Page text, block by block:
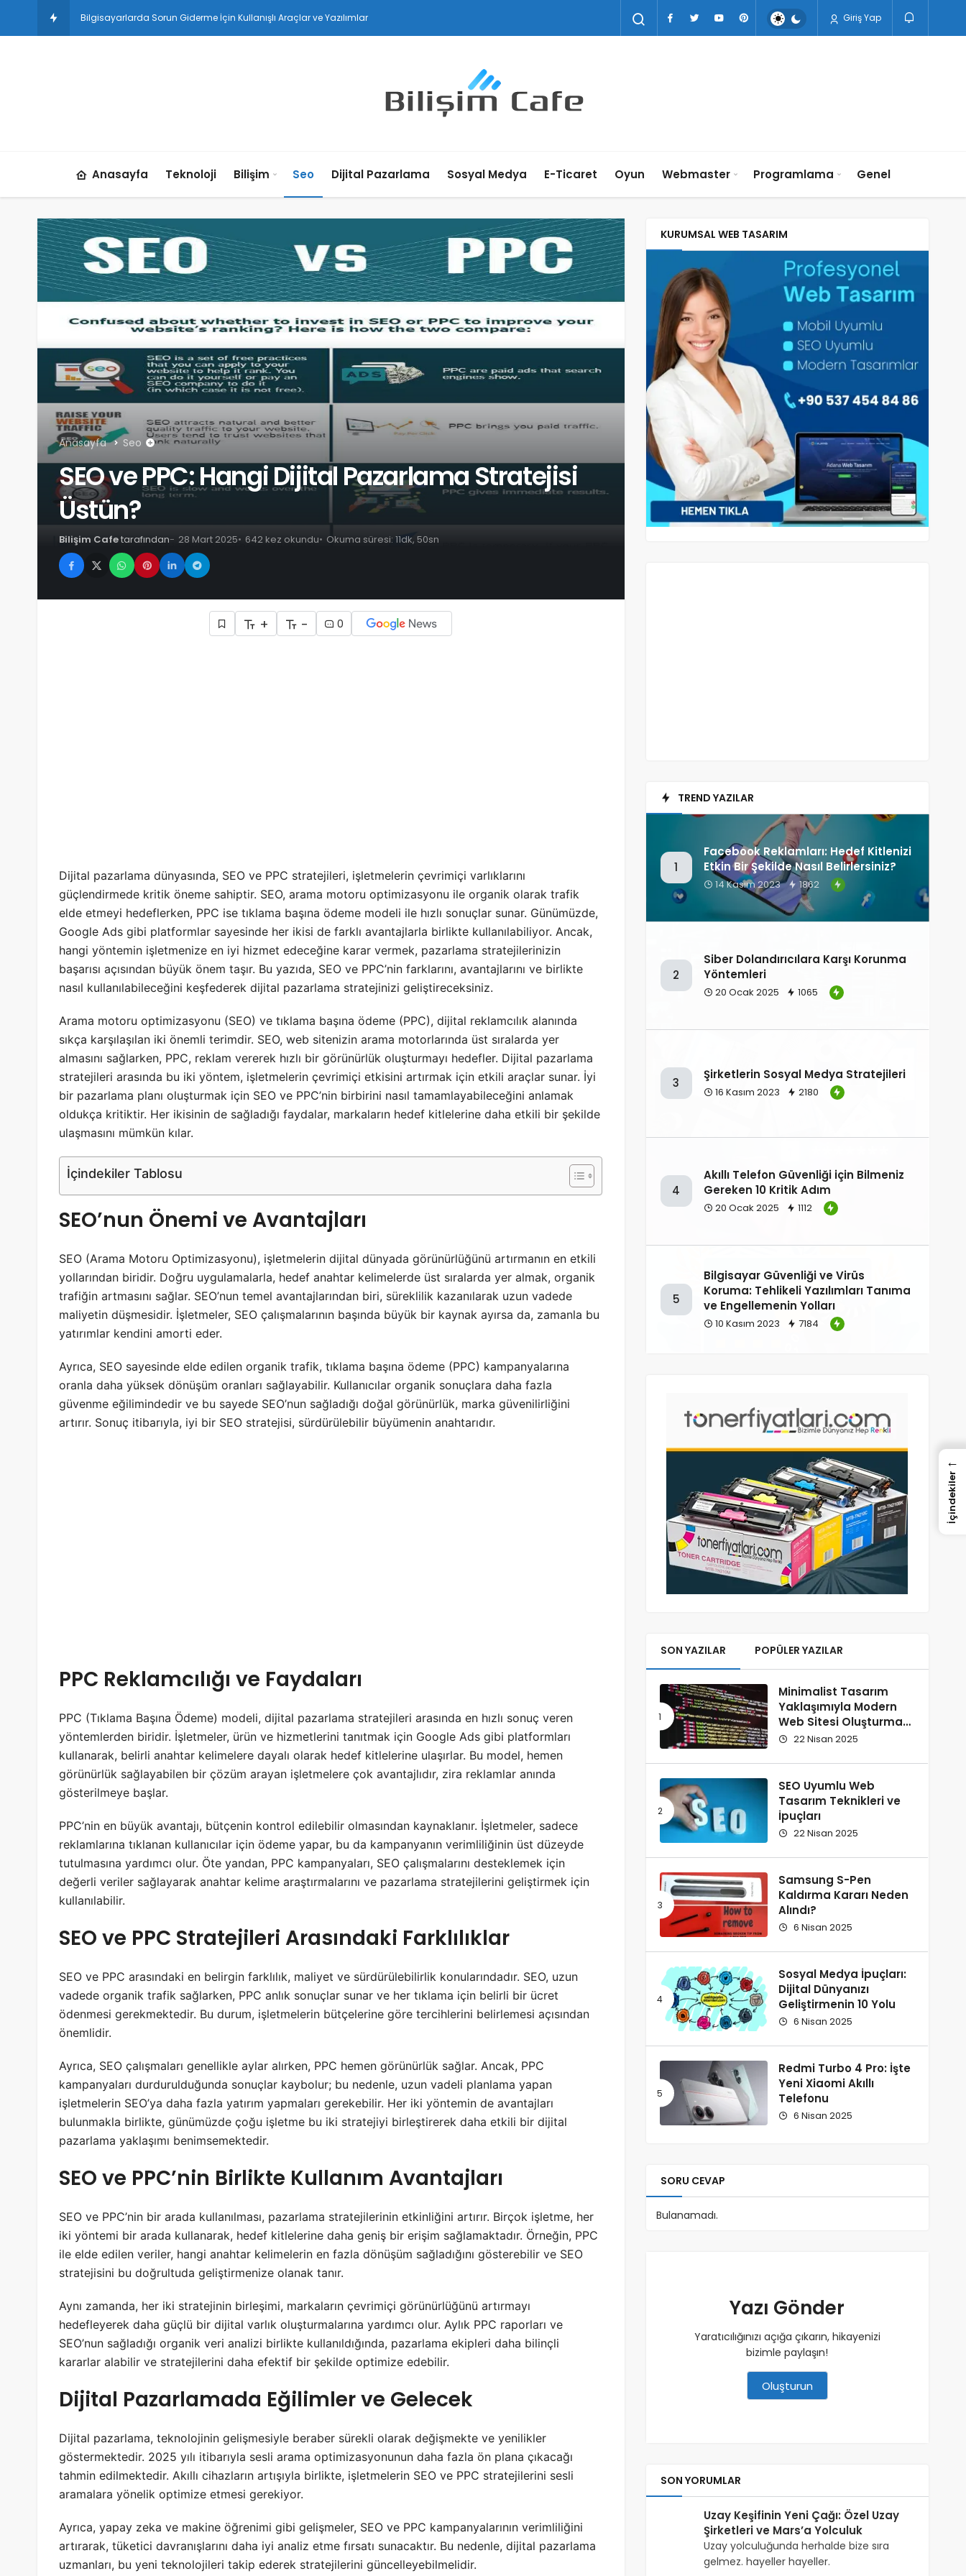
Instagram Rekla Giriş Yap
Anasayfa Teknoloji Bilişim Seo Dijital Pazarlama Sosyal Medya E-Ticaret Oyun Webmaster Programlama Genel
Anasayfa Seo
SEO ve PPC: Hangi Dijital Pazarlama Stratejisi
Üstün?
Bilişim Cafetarafından 28 Mart 2025 642 kez okundu Okuma süresi: 11dk, 50sn
+ - 0
Dijital pazarlama dünyasında, SEO ve PPC stratejileri, işletmelerin çevrimiçi varlıklarını
güçlendirmede kritik öneme sahiptir. SEO, arama motoru optimizasyonu ile organik olarak trafik
elde etmeyi hedeflerken, PPC ise tıklama başına ödeme modeli ile hızlı sonuçlar sunar. Günümüzde,
Google Ads gibi platformlar sayesinde her ikisi de farklı avantajlarla birlikte kullanılabiliyor. Ancak,
hangi yöntemin işletmenize en iyi hizmet edeceğine karar vermek, pazarlama stratejilerinizin
başarısı açısından büyük önem taşır. Bu yazıda, SEO ve PPC’nin farklarını, avantajlarını ve birlikte
nasıl kullanılabileceğini keşfederek dijital pazarlama stratejinizi geliştireceksiniz.
Arama motoru optimizasyonu (SEO) ve tıklama başına ödeme (PPC), dijital reklamcılık alanında
sıkça karşılaşılan iki önemli terimdir. SEO, web sitenizin arama motorlarında üst sıralarda yer
almasını sağlarken, PPC, reklam vererek hızlı bir görünürlük oluşturmayı hedefler. Dijital pazarlama
stratejileri arasında bu iki yöntem, işletmelerin çevrimiçi etkisini artırmak için etkili araçlar sunar. İyi
bir pazarlama planı oluşturmak için SEO ve PPC’nin birbirini nasıl tamamlayabileceğini anlamak
oldukça kritiktir. Her ikisinin de sağladığı faydalar, markaların hedef kitlelerine daha etkili bir şekilde
ulaşmasını mümkün kılar.
İçindekiler Tablosu
SEO’nun Önemi ve Avantajları
SEO (Arama Motoru Optimizasyonu), işletmelerin dijital dünyada görünürlüğünü artırmanın en etkili
yollarından biridir. Doğru uygulamalarla, hedef anahtar kelimelerde üst sıralarda yer almak, organik
trafiğin artmasını sağlar. SEO’nun temel avantajlarından biri, süreklilik kazanılarak uzun vadede
maliyetin düşmesidir. İşletmeler, SEO çalışmalarının başında büyük bir kaynak ayırsa da, zamanla bu
yatırımlar kendini amorti eder.
Ayrıca, SEO sayesinde elde edilen organik trafik, tıklama başına ödeme (PPC) kampanyalarına
oranla daha yüksek dönüşüm oranları sağlayabilir. Kullanıcılar organik sonuçlara daha fazla
güvenme eğilimindedir ve bu sayede SEO’nun sağladığı doğal görünürlük, marka güvenilirliğini
artırır. Sonuç itibarıyla, iyi bir SEO stratejisi, sürdürülebilir büyümenin anahtarıdır.
PPC Reklamcılığı ve Faydaları
PPC (Tıklama Başına Ödeme) modeli, dijital pazarlama stratejileri arasında en hızlı sonuç veren
yöntemlerden biridir. İşletmeler, ürün ve hizmetlerini tanıtmak için Google Ads gibi platformları
kullanarak, belirli anahtar kelimelere dayalı olarak hedef kitlelerine ulaşırlar. Bu model, hemen
görünürlük sağlayabilen bir çözüm arayan işletmelere çok avantajlıdır, zira reklamlar anında
gösterilmeye başlar.
PPC’nin en büyük avantajı, bütçenin kontrol edilebilir olmasından kaynaklanır. İşletmeler, sadece
reklamlarına tıklanan kullanıcılar için ödeme yapar, bu da kampanyanın verimliliğinin üst düzeyde
tutulmasına yardımcı olur. Öte yandan, PPC kampanyaları, SEO çalışmalarını desteklemek için
değerli veriler sağlayarak anahtar kelime araştırmalarını ve pazarlama stratejilerini geliştirmek için
kullanılabilir.
SEO ve PPC Stratejileri Arasındaki Farklılıklar
SEO ve PPC arasındaki en belirgin farklılık, maliyet ve sürdürülebilirlik konularındadır. SEO, uzun
vadede organik trafik sağlarken, PPC anlık sonuçlar sunar ve her tıklama için belirli bir ücret
ödenmesi gerekmektedir. Bu durum, işletmelerin bütçelerine göre tercihlerini belirlemesi açısından
önemlidir.
Ayrıca, SEO çalışmaları genellikle aylar alırken, PPC hemen görünürlük sağlar. Ancak, PPC
kampanyaları durdurulduğunda sonuçlar kaybolur; bu nedenle, uzun vadeli planlama yapan
işletmelerin SEO’ya daha fazla yatırım yapmaları gerekebilir. Her iki yöntemin de avantajları
bulunmakla birlikte, günümüzde çoğu işletme bu iki stratejiyi birleştirerek daha etkili bir dijital
pazarlama yaklaşımı benimsemektedir.
SEO ve PPC’nin Birlikte Kullanım Avantajları
SEO ve PPC’nin bir arada kullanılması, pazarlama stratejilerinin etkinliğini artırır. Birçok işletme, her
iki yöntemi bir arada kullanarak, hedef kitlelerine daha geniş bir erişim sağlamaktadır. Örneğin, PPC
ile elde edilen veriler, hangi anahtar kelimelerin en fazla dönüşüm sağladığını gösterebilir ve SEO
stratejisini bu doğrultuda geliştirmenize olanak tanır.
Aynı zamanda, her iki stratejinin birleşimi, markaların çevrimiçi görünürlüğünü artırmayı
hedefleyerek daha güçlü bir dijital varlık oluşturmalarına yardımcı olur. Aylık PPC raporları ve
SEO’nun sağladığı organik veri analizi birlikte kullanıldığında, pazarlama ekipleri daha bilinçli
kararlar alabilir ve stratejilerini daha efektif bir şekilde optimize edebilir.
Dijital Pazarlamada Eğilimler ve Gelecek
Dijital pazarlama, teknolojinin gelişmesiyle beraber sürekli olarak değişmekte ve yenilikler
göstermektedir. 2025 yılı itibarıyla sesli arama optimizasyonunun daha fazla ön plana çıkacağı
tahmin edilmektedir. Akıllı cihazların artışıyla birlikte, işletmelerin SEO ve PPC stratejilerini sesli
aramalara yönelik optimize etmesi gerekiyor.
Ayrıca, yapay zeka ve makine öğrenimi gibi gelişmeler, SEO ve PPC kampanyalarının verimliliğini
artırarak, tüketici davranışlarını daha iyi analiz etme fırsatı sunacaktır. Bu nedenle, dijital pazarlama
uzmanları, bu yeni teknolojileri takip ederek stratejilerini güncelleyebilmelidir.
KURUMSAL WEB TASARIM
TREND YAZILAR
1
Facebook Reklamları: Hedef Kitlenizi
Etkin Bir Şekilde Nasıl Belirlersiniz?
14 Kasım 2023 1862
2
Siber Dolandırıcılara Karşı Korunma
Yöntemleri
20 Ocak 2025 1065
3
Şirketlerin Sosyal Medya Stratejileri
16 Kasım 2023 2180
4
Akıllı Telefon Güvenliği için Bilmeniz
Gereken 10 Kritik Adım
20 Ocak 2025 1112
5
Bilgisayar Güvenliği ve Virüs
Koruma: Tehlikeli Yazılımları Tanıma
ve Engellemenin Yolları
10 Kasım 2023 7184
SON YAZILAR POPÜLER YAZILAR
Minimalist Tasarım
Yaklaşımıyla Modern
Web Sitesi Oluşturma
Rehberi
22 Nisan 2025
SEO Uyumlu Web
Tasarım Teknikleri ve
İpuçları
22 Nisan 2025
Samsung S-Pen
Kaldırma Kararı Neden
Alındı?
6 Nisan 2025
Sosyal Medya İpuçları:
Dijital Dünyanızı
Geliştirmenin 10 Yolu
6 Nisan 2025
Redmi Turbo 4 Pro: İşte
Yeni Xiaomi Akıllı
Telefonu
6 Nisan 2025
SORU CEVAP
Bulanamadı.
Yazı Gönder
Yaratıcılığınızı açığa çıkarın, hikayenizi
bizimle paylaşın!
Oluşturun
SON YORUMLAR
Uzay Keşifinin Yeni Çağı: Özel Uzay
Şirketleri ve Mars’a Yolculuk
Uzay yolculuğunda herhalde bize sıra
gelmez. hayeller hayeller.
←
İçindekiler